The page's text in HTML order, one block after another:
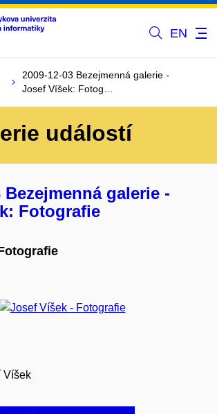
EN
2009-12-03 Bezejmenná galerie -
Josef Víšek: Fotog…
událostí
Bezejmenná galerie -
Fotografie
Víšek